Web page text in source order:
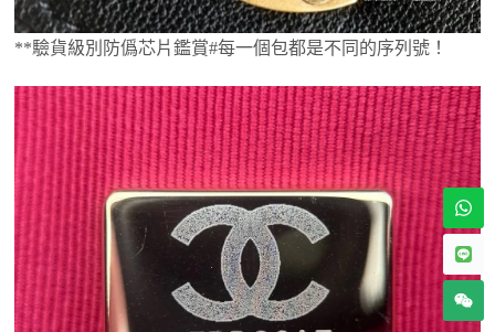
**驗貨級別防僞芯片鑑賞#每一個包都是不同的序列號！